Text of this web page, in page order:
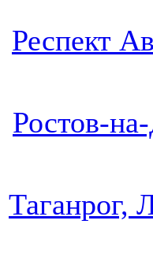
Респект
Ростов-
Таганрог,